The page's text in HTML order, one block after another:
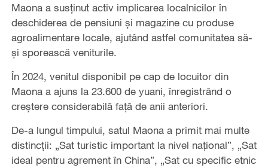
Maona a susținut activ implicarea localnicilor în
deschiderea de pensiuni și magazine cu produse
agroalimentare locale, ajutând astfel comunitatea să-
și sporească veniturile.
În 2024, venitul disponibil pe cap de locuitor din
Maona a ajuns la 23.600 de yuani, înregistrând o
creștere considerabilă față de anii anteriori.
De-a lungul timpului, satul Maona a primit mai multe
distincții: „Sat turistic important la nivel național”, „Sat
ideal pentru agrement în China”, „Sat cu specific etnic